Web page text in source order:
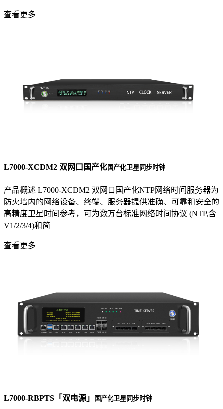
查看更多
L7000-XCDM2 双网口国产化国产化卫星同步时钟
产品概述 L7000-XCDM2 双网口国产化NTP网络时间服务器为
防火墙内的网络设备、终端、服务器提供准确、可靠和安全的
高精度卫星时间参考，可为数万台标准网络时间协议 (NTP,含
V1/2/3/4)和简
查看更多
L7000-RBPTS「双电源」 国产化卫星同步时钟